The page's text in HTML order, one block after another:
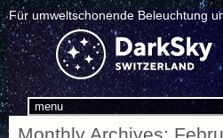
Für umweltschonende Beleuchtung
menu